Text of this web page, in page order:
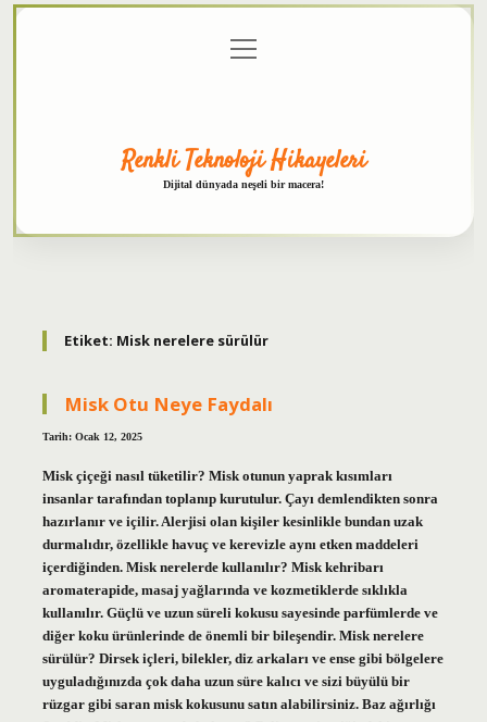
menüyü
aç
Renkli Teknoloji Hikayeleri
Dijital dünyada neşeli bir macera!
Etiket: Misk nerelere sürülür
Misk Otu Neye Faydalı
Tarih: Ocak 12, 2025
Misk çiçeği nasıl tüketilir? Misk otunun yaprak kısımları
insanlar tarafından toplanıp kurutulur. Çayı demlendikten sonra
hazırlanır ve içilir. Alerjisi olan kişiler kesinlikle bundan uzak
durmalıdır, özellikle havuç ve kerevizle aynı etken maddeleri
içerdiğinden. Misk nerelerde kullanılır? Misk kehribarı
aromaterapide, masaj yağlarında ve kozmetiklerde sıklıkla
kullanılır. Güçlü ve uzun süreli kokusu sayesinde parfümlerde ve
diğer koku ürünlerinde de önemli bir bileşendir. Misk nerelere
sürülür? Dirsek içleri, bilekler, diz arkaları ve ense gibi bölgelere
uyguladığınızda çok daha uzun süre kalıcı ve sizi büyülü bir
rüzgar gibi saran misk kokusunu satın alabilirsiniz. Baz ağırlığı